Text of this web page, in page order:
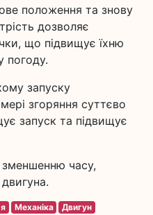
положення та знову
дозволяє
що підвищує їхню
погоду.
запуску
згоряння суттєво
запуск та підвищує
часу,
Механіка
Двигун